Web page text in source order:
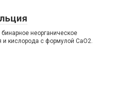
неорганическое
и кислорода с формулой CaO2.